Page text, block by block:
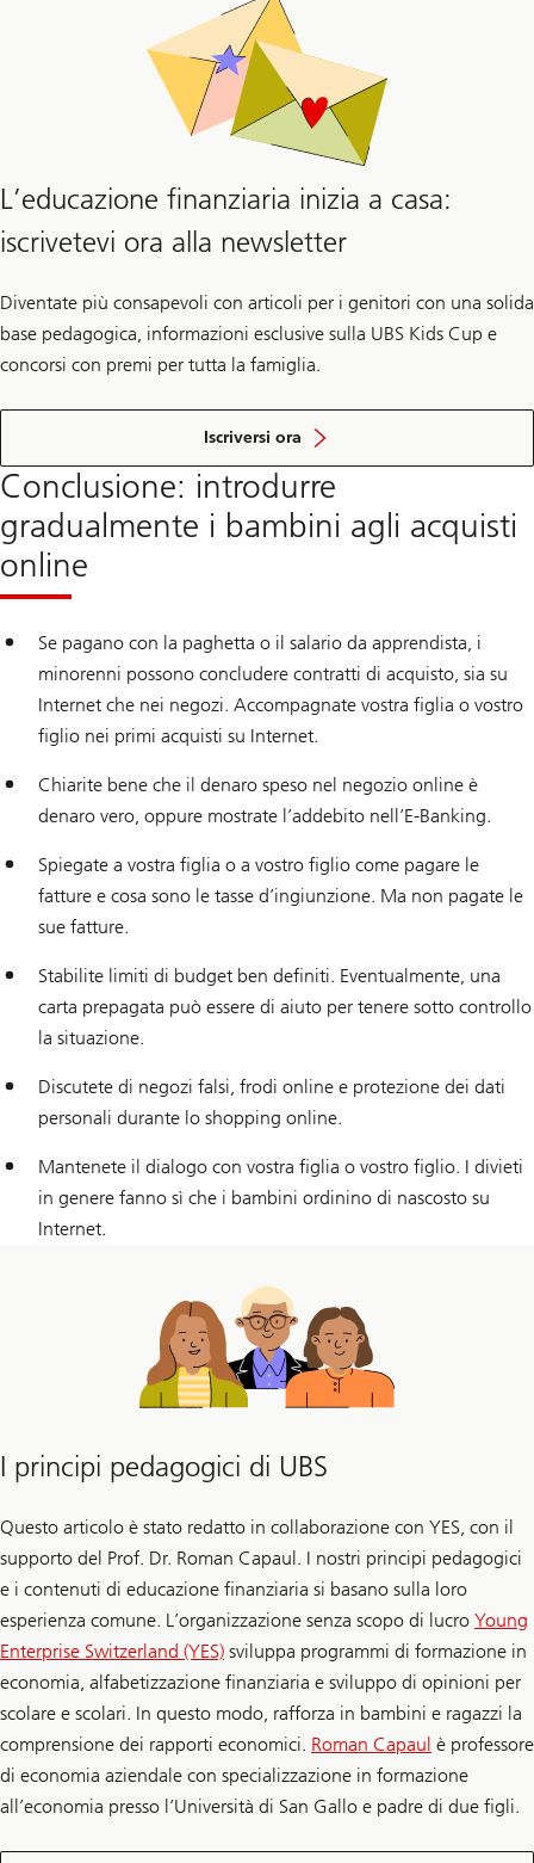
L’educazione finanziaria inizia a casa:
iscrivetevi ora alla newsletter
Diventate più consapevoli con articoli per i genitori con una solida
base pedagogica, informazioni esclusive sulla UBS Kids Cup e
concorsi con premi per tutta la famiglia.
Iscriversi ora
alla
Conclusione: introdurre
gradualmente i bambini agli acquisti
online
Se pagano con la paghetta o il salario da apprendista, i
minorenni possono concludere contratti di acquisto, sia su
Internet che nei negozi. Accompagnate vostra figlia o vostro
figlio nei primi acquisti su Internet.
Chiarite bene che il denaro speso nel negozio online è
denaro vero, oppure mostrate l’addebito nell’E-Banking.
Spiegate a vostra figlia o a vostro figlio come pagare le
fatture e cosa sono le tasse d’ingiunzione. Ma non pagate le
sue fatture.
Stabilite limiti di budget ben definiti. Eventualmente, una
carta prepagata può essere di aiuto per tenere sotto controllo
la situazione.
Discutete di negozi falsi, frodi online e protezione dei dati
personali durante lo shopping online.
Mantenete il dialogo con vostra figlia o vostro figlio. I divieti
in genere fanno sì che i bambini ordinino di nascosto su
Internet.
I principi pedagogici di UBS
Questo articolo è stato redatto in collaborazione con YES, con il
supporto del Prof. Dr. Roman Capaul. I nostri principi pedagogici
e i contenuti di educazione finanziaria si basano sulla loro
esperienza comune. L’organizzazione senza scopo di lucro Young
Enterprise Switzerland (YES) sviluppa programmi di formazione in
economia, alfabetizzazione finanziaria e sviluppo di opinioni per
scolare e scolari. In questo modo, rafforza in bambini e ragazzi la
comprensione dei rapporti economici. Roman Capaul è professore
di economia aziendale con specializzazione in formazione
all’economia presso l’Università di San Gallo e padre di due figli.
dell'